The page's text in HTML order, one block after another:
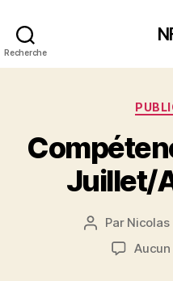
Recherche
Juillet/
Auteur
l’article
Par Nicolas